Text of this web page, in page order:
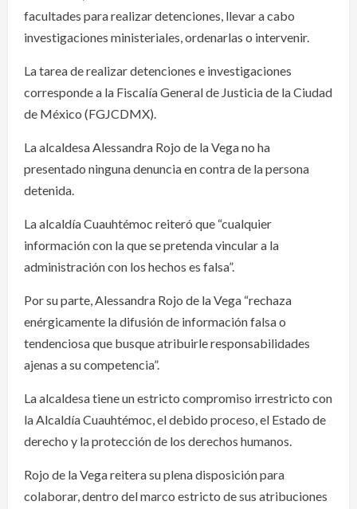
facultades para realizar detenciones, llevar a cabo
investigaciones ministeriales, ordenarlas o intervenir.
La tarea de realizar detenciones e investigaciones
corresponde a la Fiscalía General de Justicia de la Ciudad
de México (FGJCDMX).
La alcaldesa Alessandra Rojo de la Vega no ha
presentado ninguna denuncia en contra de la persona
detenida.
La alcaldía Cuauhtémoc reiteró que “cualquier
información con la que se pretenda vincular a la
administración con los hechos es falsa”.
Por su parte, Alessandra Rojo de la Vega “rechaza
enérgicamente la difusión de información falsa o
tendenciosa que busque atribuirle responsabilidades
ajenas a su competencia”.
La alcaldesa tiene un estricto compromiso irrestricto con
la Alcaldía Cuauhtémoc, el debido proceso, el Estado de
derecho y la protección de los derechos humanos.
Rojo de la Vega reitera su plena disposición para
colaborar, dentro del marco estricto de sus atribuciones